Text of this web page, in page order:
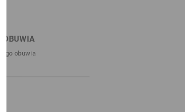
OBUWIA
obuwia